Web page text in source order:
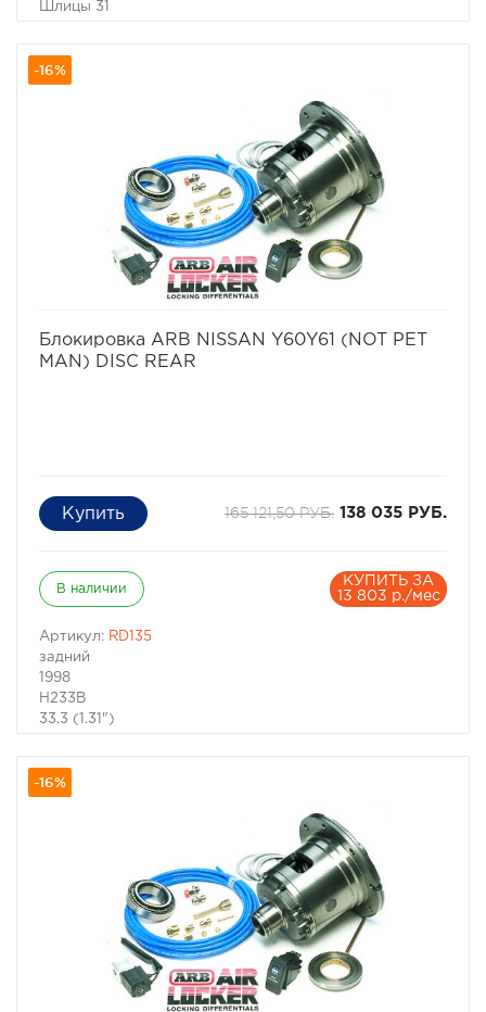
Шлицы 31
Количество 1 шт.
Вес брутто 13 кг.
Коэффициент блокирования 100 %
Производитель ARB
Страна производства Австралия
-16%
Блокировка ARB NISSAN Y60Y61 (NOT PET
MAN) DISC REAR
165 121,50 РУБ. 138 035 РУБ.
В наличии
КУПИТЬ ЗА
13 803 р./мес
Артикул: RD135
задний
1998
H233B
33.3 (1.31")
пневматическая
Австралия
-16%